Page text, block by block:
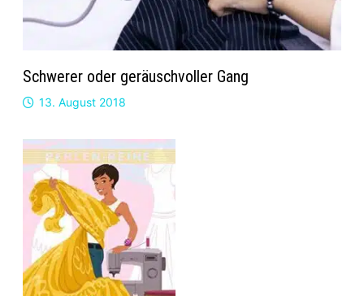
Schwerer oder geräuschvoller Gang
13. August 2018